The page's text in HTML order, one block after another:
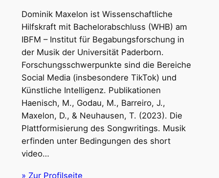
Dominik Maxelon ist Wissenschaftliche
Hilfskraft mit Bachelorabschluss (WHB) am
IBFM – Institut für Begabungsforschung in
der Musik der Universität Paderborn.
Forschungsschwerpunkte sind die Bereiche
Social Media (insbesondere TikTok) und
Künstliche Intelligenz. Publikationen
Haenisch, M., Godau, M., Barreiro, J.,
Maxelon, D., & Neuhausen, T. (2023). Die
Plattformisierung des Songwritings. Musik
erfinden unter Bedingungen des short
video…
» Zur Profilseite